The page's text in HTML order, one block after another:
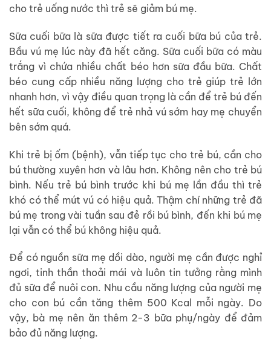
cho trẻ uống nước thì trẻ sẽ giảm bú mẹ.
Sữa cuối bữa là sữa được tiết ra cuối bữa bú của trẻ.
Bầu vú mẹ lúc này đã hết căng. Sữa cuối bữa có màu
trắng vì chứa nhiều chất béo hơn sữa đầu bữa. Chất
béo cung cấp nhiều năng lượng cho trẻ giúp trẻ lớn
nhanh hơn, vì vậy điều quan trọng là cần để trẻ bú đến
hết sữa cuối, không để trẻ nhả vú sớm hay mẹ chuyển
bên sớm quá.
Khi trẻ bị ốm (bệnh), vẫn tiếp tục cho trẻ bú, cần cho
bú thường xuyên hơn và lâu hơn. Không nên cho trẻ bú
bình. Nếu trẻ bú bình trước khi bú mẹ lần đầu thì trẻ
khó có thể mút vú có hiệu quả. Thậm chí những trẻ đã
bú mẹ trong vài tuần sau đẻ rồi bú bình, đến khi bú mẹ
lại vẫn có thể bú không hiệu quả.
Để có nguồn sữa mẹ dồi dào, người mẹ cần được nghỉ
ngơi, tinh thần thoải mái và luôn tin tưởng rằng mình
đủ sữa để nuôi con. Nhu cầu năng lượng của người mẹ
cho con bú cần tăng thêm 500 Kcal mỗi ngày. Do
vậy, bà mẹ nên ăn thêm 2-3 bữa phụ/ngày để đảm
bảo đủ năng lượng.